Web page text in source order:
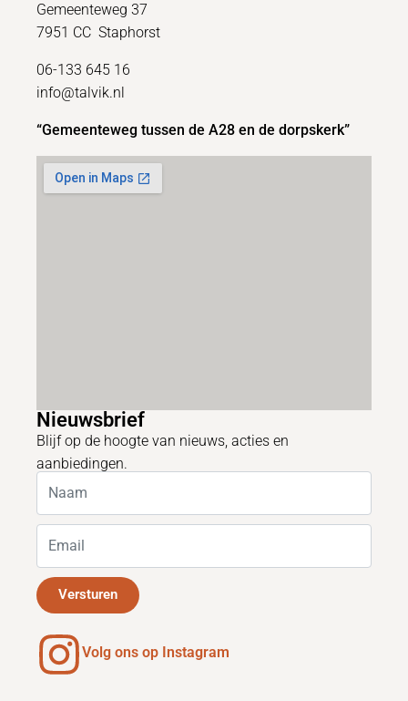
Gemeenteweg 37
7951 CC Staphorst
06-133 645 16
info@talvik.nl
“Gemeenteweg tussen de A28 en de dorpskerk”
Nieuwsbrief
Blijf op de hoogte van nieuws, acties en
aanbiedingen.
Versturen
Volg ons op Instagram